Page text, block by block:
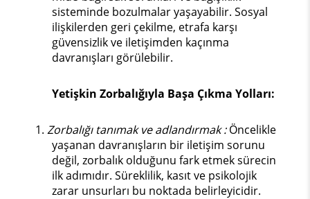
sisteminde bozulmalar yaşayabilir. Sosyal
ilişkilerden geri çekilme, etrafa karşı
güvensizlik ve iletişimden kaçınma
davranışları görülebilir.
Yetişkin Zorbalığıyla Başa Çıkma Yolları:
1. Zorbalığı tanımak ve adlandırmak :Öncelikle
yaşanan davranışların bir iletişim sorunu
değil, zorbalık olduğunu fark etmek sürecin
ilk adımıdır. Süreklilik, kasıt ve psikolojik
zarar unsurları bu noktada belirleyicidir.